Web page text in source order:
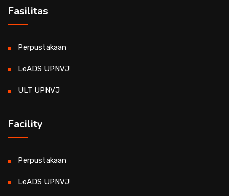
Fasilitas
Perpustakaan
LeADS UPNVJ
ULT UPNVJ
Facility
Perpustakaan
LeADS UPNVJ